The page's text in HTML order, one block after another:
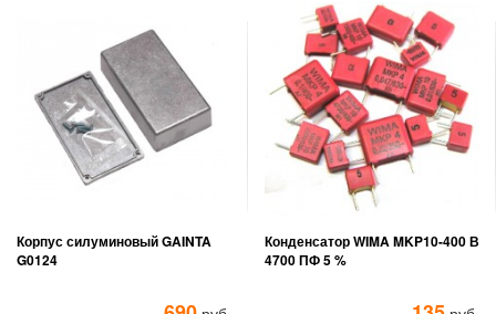
Корпус силуминовый GAINTA
G0124
Конденсатор WIMA MKP10-400 В
4700 ПФ 5 %